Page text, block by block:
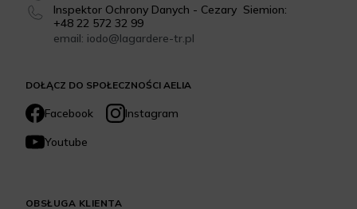
DOŁĄCZ DO SPOŁECZNOŚCI AELIA
Facebook
Instagram
Youtube
Inspektor Ochrony Danych - Cezary Siemion:
+48 22 572 32 99
email: iodo@lagardere-tr.pl
OBSŁUGA KLIENTA